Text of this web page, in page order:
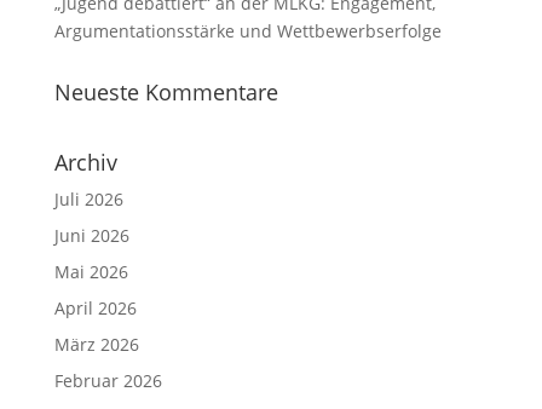
Argumentationsstärke und Wettbewerbserfolge
Neueste Kommentare
Archiv
Juli 2026
Juni 2026
Mai 2026
April 2026
März 2026
Februar 2026